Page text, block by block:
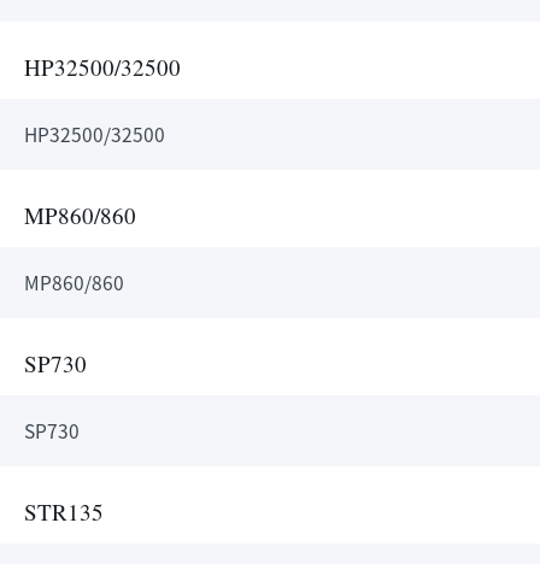
HP32500/32500
HP32500/32500
MP860/860
MP860/860
SP730
SP730
STR135